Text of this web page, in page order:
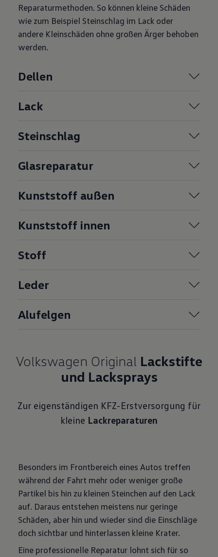
Reparaturmethoden. So können kleine Schäden
wie zum Beispiel Steinschlag im Lack oder
andere Kleinschäden ohne großen Ärger behoben
werden.
Dellen
Lack
Steinschlag
Glasreparatur
Kunststoff außen
Kunststoff innen
Stoff
Leder
Alufelgen
Volkswagen Original Lackstifte
und Lacksprays
Zur eigenständigen KFZ-Erstversorgung für
kleine Lackreparaturen
Besonders im Frontbereich eines Autos treffen
während der Fahrt mehr oder weniger große
Partikel bis hin zu kleinen Steinchen auf den Lack
auf. Daraus entstehen meistens nur geringe
Schäden, aber hin und wieder sind die Einschläge
doch sichtbar und hinterlassen kleine Krater.
Eine professionelle Reparatur lohnt sich für so